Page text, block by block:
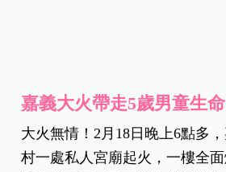
嘉義大火帶走5歲男童生
大火無情！2月18日晚上6點多
村一處私人宮廟起火，一樓全